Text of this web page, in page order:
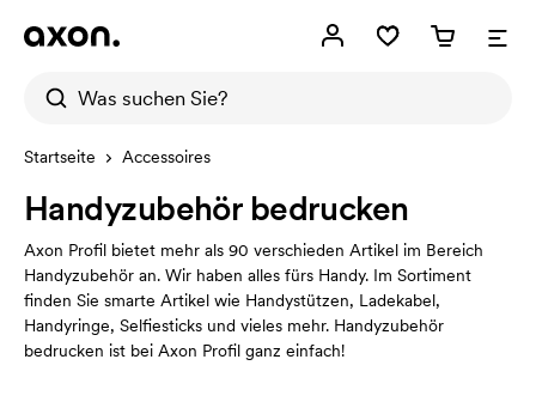
Startseite Accessoires
Handyzubehör bedrucken
Axon Profil bietet mehr als 90 verschieden Artikel im Bereich
Handyzubehör an. Wir haben alles fürs Handy. Im Sortiment
finden Sie smarte Artikel wie Handystützen, Ladekabel,
Handyringe, Selfiesticks und vieles mehr. Handyzubehör
bedrucken ist bei Axon Profil ganz einfach!